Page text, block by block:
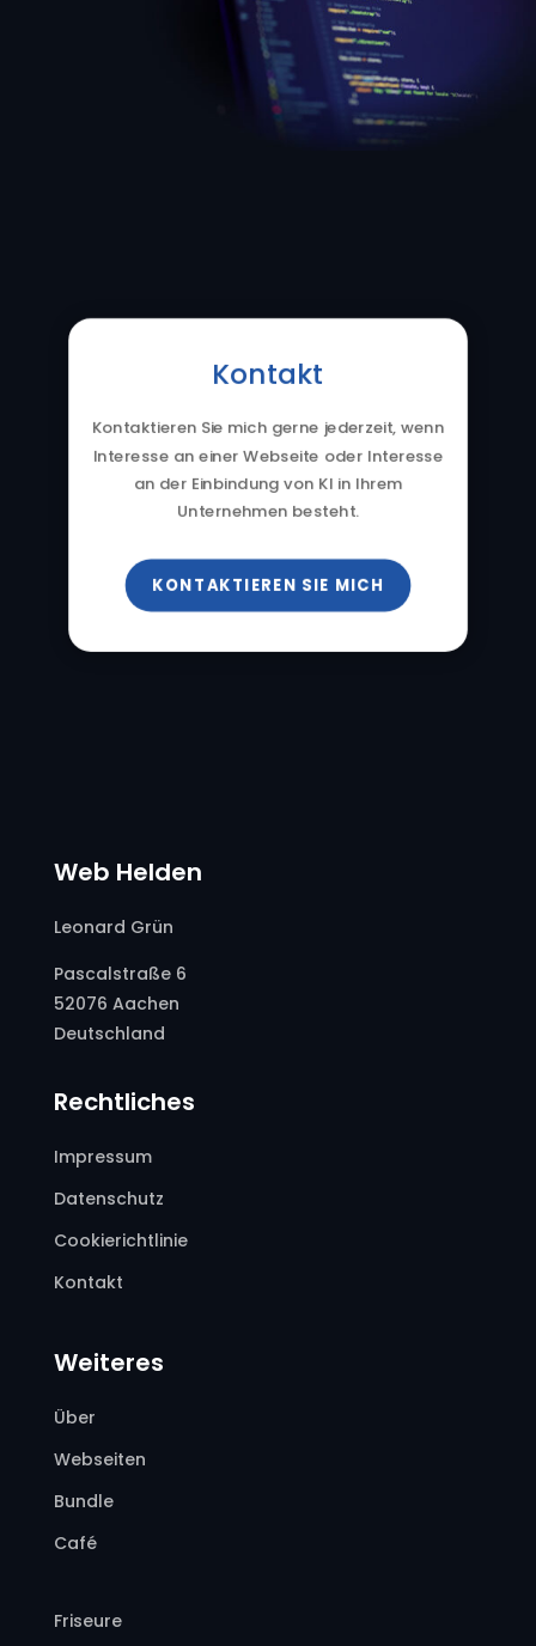
Kontakt
Kontaktieren Sie mich gerne jederzeit, wenn
Interesse an einer Webseite oder Interesse
an der Einbindung von KI in Ihrem
Unternehmen besteht.
KONTAKTIEREN SIE MICH
Web Helden
Leonard Grün
Pascalstraße 6
52076 Aachen
Deutschland
Rechtliches
Impressum
Datenschutz
Cookierichtlinie
Kontakt
Weiteres
Über
Webseiten
Bundle
Café
Friseure